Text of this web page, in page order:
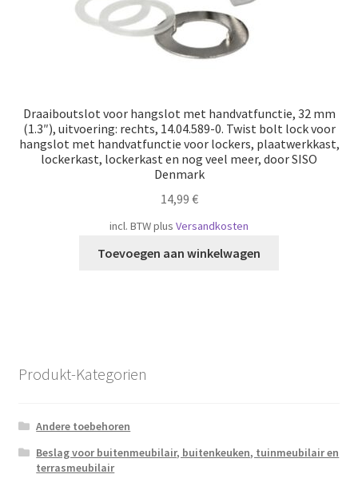
Draaiboutslot voor hangslot met handvatfunctie, 32 mm
(1.3″), uitvoering: rechts, 14.04.589-0. Twist bolt lock voor
hangslot met handvatfunctie voor lockers, plaatwerkkast,
lockerkast, lockerkast en nog veel meer, door SISO
Denmark
14,99 €
incl. BTWplus Versandkosten
Toevoegen aan winkelwagen
Produkt-Kategorien
Andere toebehoren
Beslag voor buitenmeubilair, buitenkeuken, tuinmeubilair en
terrasmeubilair